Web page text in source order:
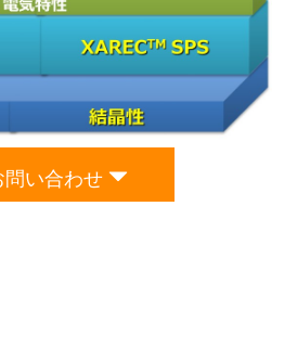
い合わせ